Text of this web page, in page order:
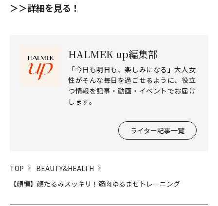
＞＞詳細を見る！
HALMEK up編集部
「今日も明日も、楽しみになる」大人女
性がそんな毎日を過ごせるように、役立
つ情報を記事・動画・イベントでお届け
します。
ライター記事一覧
TOP
BEAUTY&HEALTH
【顔編】顔たるみスッキリ！筋肉ゆるませトレーニング